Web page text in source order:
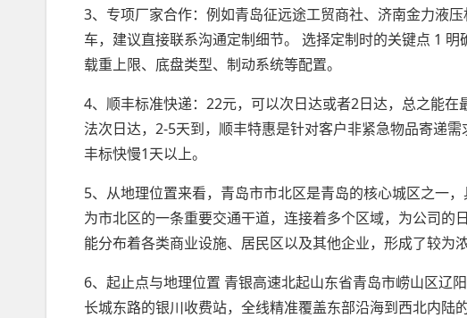
3、专项厂家合作：例如青岛征远途工贸商社、济南金力液
车，建议直接联系沟通定制细节。 选择定制时的关键点 1 明
载重上限、底盘类型、制动系统等配置。
4、顺丰标准快递：22元，可以次日达或者2日达，总之能
法次日达，2-5天到，顺丰特惠是针对客户非紧急物品寄递
丰标快慢1天以上。
5、从地理位置来看，青岛市市北区是青岛的核心城区之一
为市北区的一条重要交通干道，连接着多个区域，为公司
能分布着各类商业设施、居民区以及其他企业，形成了较为
6、起止点与地理位置 青银高速北起山东省青岛市崂山区辽
长城东路的银川收费站，全线精准覆盖东部沿海到西北内陆